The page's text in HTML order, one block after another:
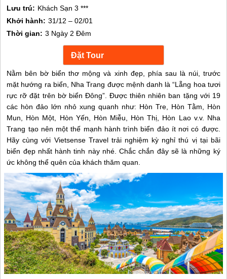
Lưu trú: Khách Sạn 3 ***
Khởi hành: 31/12 – 02/01
Thời gian: 3 Ngày 2 Đêm
Nằm bên bờ biển thơ mộng và xinh đẹp, phía sau là núi, trước
mặt hướng ra biển, Nha Trang được mệnh danh là “Lẵng hoa tươi
rực rỡ đặt trên bờ biển Đông”. Được thiên nhiên ban tặng với 19
các hòn đảo lớn nhỏ xung quanh như: Hòn Tre, Hòn Tằm, Hòn
Mun, Hòn Một, Hòn Yến, Hòn Miễu, Hòn Thị, Hòn Lao v.v. Nha
Trang tạo nên một thế mạnh hành trình biển đảo ít nơi có được.
Hãy cùng với Vietsense Travel trải nghiệm kỳ nghỉ thú vị tại bãi
biển đẹp nhất hành tinh này nhé. Chắc chắn đây sẽ là những ký
ức không thể quên của khách thăm quan.